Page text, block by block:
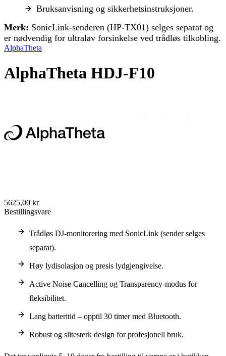
Bruksanvisning og sikkerhetsinstruksjoner.
Merk: SonicLink-senderen (HP-TX01) selges separat og
er nødvendig for ultralav forsinkelse ved trådløs tilkobling.
AlphaTheta
AlphaTheta HDJ-F10
5625,00 kr
Bestillingsvare
Trådløs DJ-monitorering med SonicLink (sender selges
separat).
Høy lydisolasjon og presis lydgjengivelse.
Active Noise Cancelling og Transparency-modus for
fleksibilitet.
Lang batteritid – opptil 30 timer med Bluetooth.
Robust og slitesterk design for profesjonell bruk.